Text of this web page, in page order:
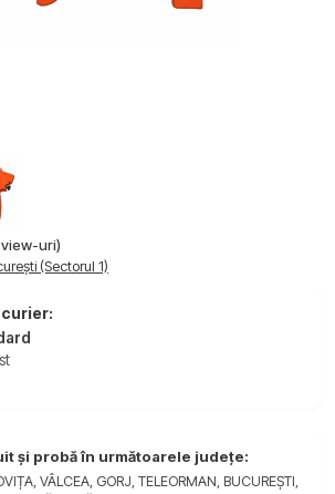
uri)
(Sectorul 1)
și probă în următoarele județe:
VÂLCEA, GORJ, TELEORMAN, BUCUREȘTI,